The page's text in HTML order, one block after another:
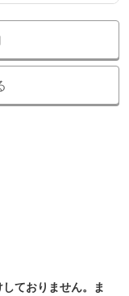
ておりません。ま